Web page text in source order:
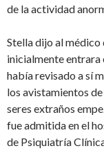
de la actividad
Stella dijo al médico
inicialmente entrara
había revisado a sí
los avistamientos
seres extraños
fue admitida en el
de Psiquiatría